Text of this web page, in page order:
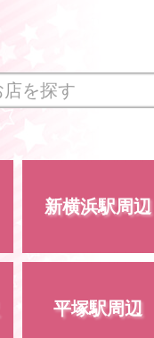
新横浜駅周辺
平塚駅周辺